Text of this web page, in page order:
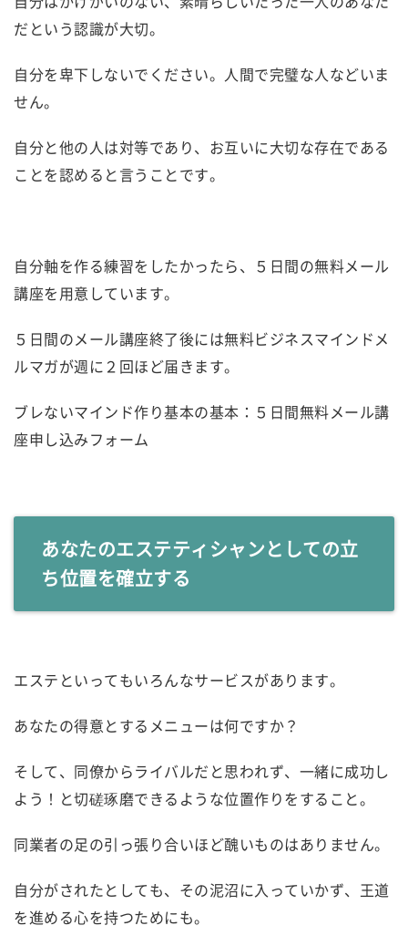
だという認識が大切。
自分を卑下しないでください。人間で完璧な人などいま
せん。
自分と他の人は対等であり、お互いに大切な存在である
ことを認めると言うことです。
自分軸を作る練習をしたかったら、５日間の無料メール
講座を用意しています。
５日間のメール講座終了後には無料ビジネスマインドメ
ルマガが週に２回ほど届きます。
ブレないマインド作り基本の基本：５日間無料メール講
座申し込みフォーム
あなたのエステティシャンとしての立
ち位置を確立する
エステといってもいろんなサービスがあります。
あなたの得意とするメニューは何ですか？
そして、同僚からライバルだと思われず、一緒に成功し
よう！と切磋琢磨できるような位置作りをすること。
同業者の足の引っ張り合いほど醜いものはありません。
自分がされたとしても、その泥沼に入っていかず、王道
を進める心を持つためにも。